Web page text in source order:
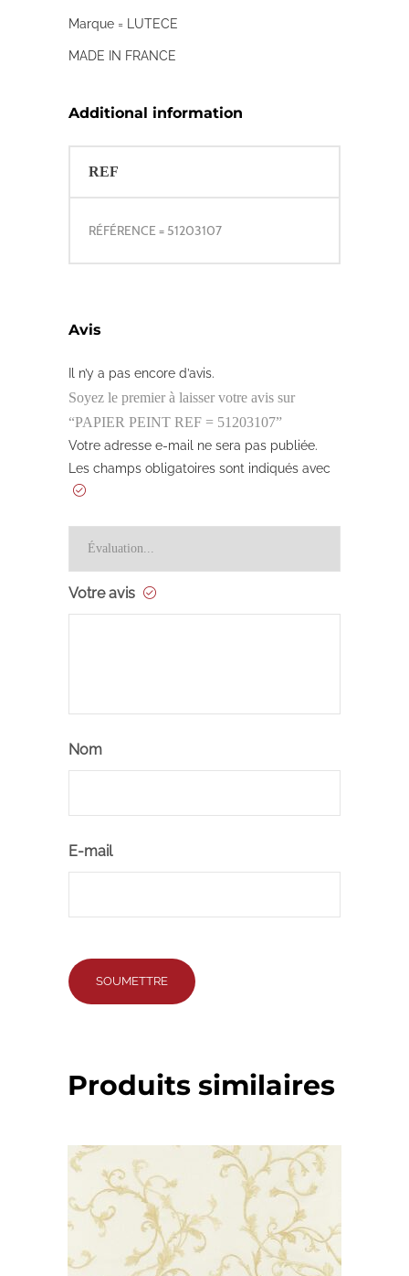
Marque = LUTECE
MADE IN FRANCE
Additional information
REF
RÉFÉRENCE = 51203107
Avis
Il n’y a pas encore d’avis.
Soyez le premier à laisser votre avis sur
“PAPIER PEINT REF = 51203107”
Votre adresse e-mail ne sera pas publiée.
Les champs obligatoires sont indiqués avec
Votre avis
Nom
E-mail
Produits similaires